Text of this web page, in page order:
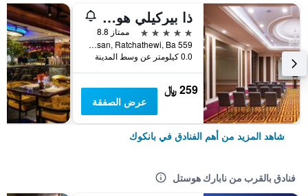
ذا بيركيلي هوتل براتونام
5 نجوم
ممتاز 8.8
559 Ratcharaprarop Rd., Makkasan, Ratchathewi, Ba, بانكوك, تايلاند
0.0 كيلومتر عن وسط المدينة
259 ﷼
عرض الصفقة
شاهد المزيد من أهم الفنادق في بانكوك
فنادق بالقرب من نابارك هوستل